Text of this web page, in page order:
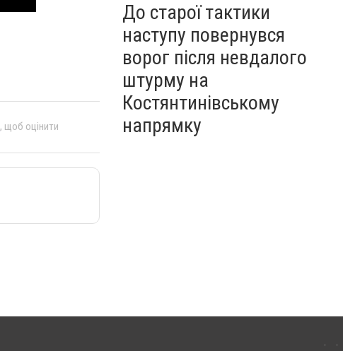
, щоб оцінити
До старої тактики
наступу повернувся
ворог після невдалого
штурму на
Костянтинівському
напрямку